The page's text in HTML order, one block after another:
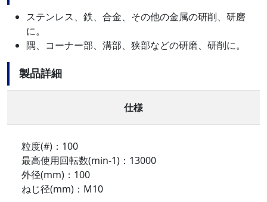
ステンレス、鉄、合金、その他の金属の研削、研磨
に。
隅、コーナー部、溝部、狭部などの研磨、研削に。
製品詳細
仕様
粒度(#)：100
最高使用回転数(min-1)：13000
外径(mm)：100
ねじ径(mm)：M10